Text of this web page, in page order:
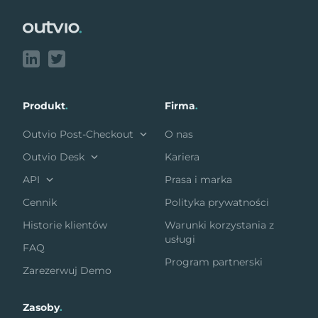
Produkt.
Outvio Post-Checkout
Outvio Desk
API
Cennik
Historie klientów
FAQ
Zarezerwuj Demo
Firma.
O nas
Kariera
Prasa i marka
Polityka prywatności
Warunki korzystania z
usługi
Program partnerski
Zasoby.